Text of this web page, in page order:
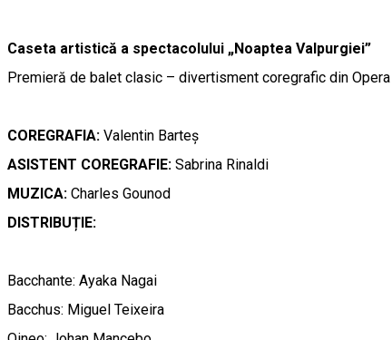
Caseta artistică a spectacolului „Noaptea Valpurgiei”
Premieră de balet clasic – divertisment coregrafic din Opera
COREGRAFIA: Valentin Barteș
ASISTENT COREGRAFIE: Sabrina Rinaldi
MUZICA: Charles Gounod
DISTRIBUȚIE:
Bacchante: Ayaka Nagai
Bacchus: Miguel Teixeira